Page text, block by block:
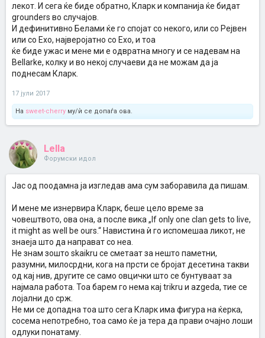
лекот. И сега ќе биде обратно, Кларк и компанија ќе бидат
grounders во случајов.
И дефинитивно Белами ќе го спојат со некого, или со Рејвен
или со Ехо, најверојатно со Ехо, и тоа
ќе биде ужас и мене ми е одвратна многу и се надевам на
Bellarke, колку и во некој случаеви да не можам да ја
поднесам Кларк.
17 јули 2017
На sweet-cherry му/ѝ се допаѓа ова.
Lella
Форумски идол
Јас од поодамна ја изгледав ама сум заборавила да пишам.
И мене ме изнервира Кларк, беше цело време за
човештвото, ова она, а после вика „If only one clan gets to live,
it might as well be ours.“ Навистина ѝ го испомешаа ликот, не
знаеја што да направат со неа.
Не знам зошто skaikru се сметаат за нешто паметни,
разумни, милосрдни, кога на прсти се бројат десетина такви
од кај нив, другите се само овцички што се бунтуваат за
најмала работа. Тоа барем го нема кај trikru и azgeda, тие се
лојални до срж.
Не ми се допадна тоа што сега Кларк има фигура на ќерка,
сосема непотребно, тоа само ќе ја тера да прави очајно лоши
одлуки понатаму.